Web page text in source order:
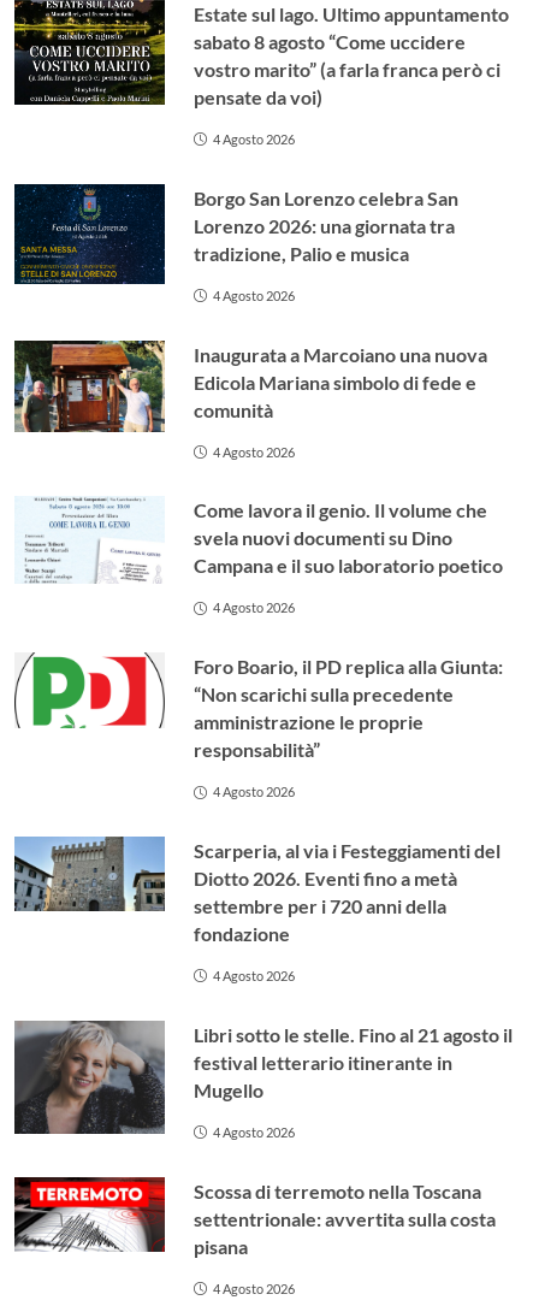
Estate sul lago. Ultimo appuntamento
sabato 8 agosto “Come uccidere
vostro marito” (a farla franca però ci
pensate da voi)
4 Agosto 2026
Borgo San Lorenzo celebra San
Lorenzo 2026: una giornata tra
tradizione, Palio e musica
4 Agosto 2026
Inaugurata a Marcoiano una nuova
Edicola Mariana simbolo di fede e
comunità
4 Agosto 2026
Come lavora il genio. Il volume che
svela nuovi documenti su Dino
Campana e il suo laboratorio poetico
4 Agosto 2026
Foro Boario, il PD replica alla Giunta:
“Non scarichi sulla precedente
amministrazione le proprie
responsabilità”
4 Agosto 2026
Scarperia, al via i Festeggiamenti del
Diotto 2026. Eventi fino a metà
settembre per i 720 anni della
fondazione
4 Agosto 2026
Libri sotto le stelle. Fino al 21 agosto il
festival letterario itinerante in
Mugello
4 Agosto 2026
Scossa di terremoto nella Toscana
settentrionale: avvertita sulla costa
pisana
4 Agosto 2026